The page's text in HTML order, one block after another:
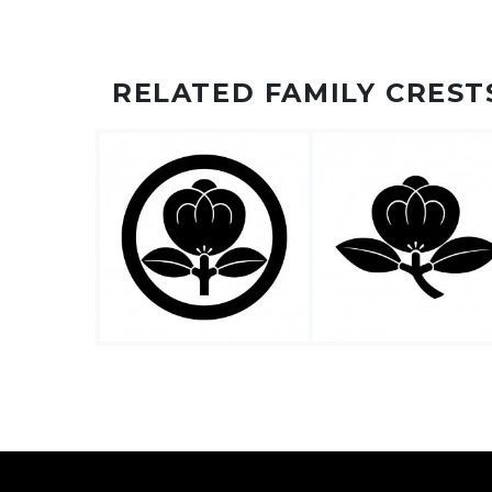
RELATED FAMILY